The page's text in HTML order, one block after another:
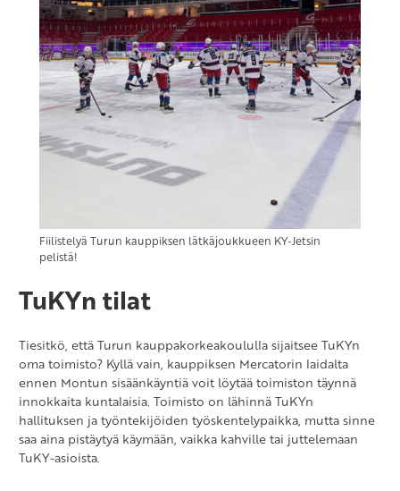
Fiilistelyä Turun kauppiksen lätkäjoukkueen KY-Jetsin
pelistä!
TuKYn tilat
Tiesitkö, että Turun kauppakorkeakoululla sijaitsee TuKYn
oma toimisto? Kyllä vain, kauppiksen Mercatorin laidalta
ennen Montun sisäänkäyntiä voit löytää toimiston täynnä
innokkaita kuntalaisia. Toimisto on lähinnä TuKYn
hallituksen ja työntekijöiden työskentelypaikka, mutta sinne
saa aina pistäytyä käymään, vaikka kahville tai juttelemaan
TuKY-asioista.